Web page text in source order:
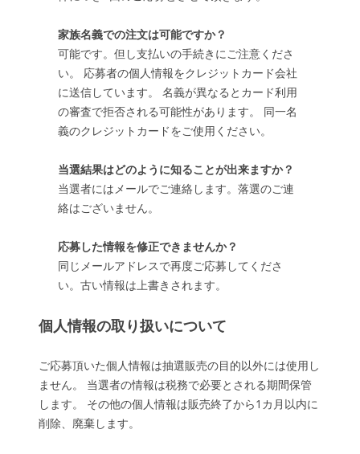
家族名義での注文は可能ですか？
可能です。但し支払いの手続きにご注意くださ
い。 応募者の個人情報をクレジットカード会社
に送信しています。 名義が異なるとカード利用
の審査で拒否される可能性があります。 同一名
義のクレジットカードをご使用ください。
当選結果はどのように知ることが出来ますか？
当選者にはメールでご連絡します。落選のご連
絡はございません。
応募した情報を修正できませんか？
同じメールアドレスで再度ご応募してくださ
い。古い情報は上書きされます。
個人情報の取り扱いについて
ご応募頂いた個人情報は抽選販売の目的以外には使用し
ません。 当選者の情報は税務で必要とされる期間保管
します。 その他の個人情報は販売終了から1カ月以内に
削除、廃棄します。